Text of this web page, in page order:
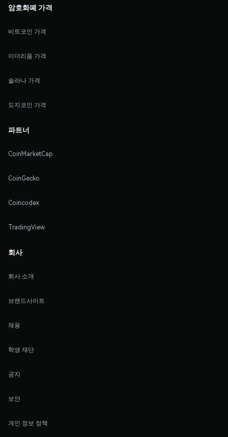
암호화폐 가격
비트코인 가격
이더리움 가격
솔라나 가격
도지코인 가격
파트너
CoinMarketCap
CoinGecko
Coincodex
TradingView
회사
회사 소개
브랜드사이트
채용
학생 재단
공지
보안
개인 정보 정책